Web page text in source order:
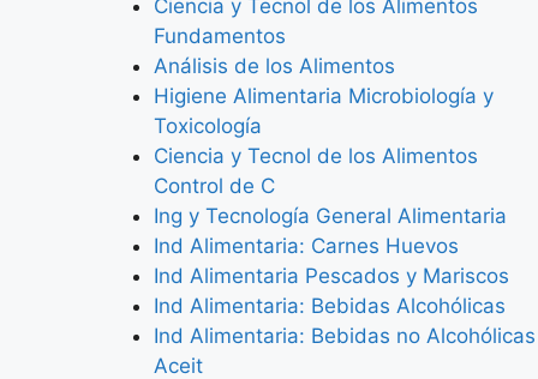
Ciencia y Tecnol de los Alimentos
Fundamentos
Análisis de los Alimentos
Higiene Alimentaria Microbiología y
Toxicología
Ciencia y Tecnol de los Alimentos
Control de C
Ing y Tecnología General Alimentaria
Ind Alimentaria: Carnes Huevos
Ind Alimentaria Pescados y Mariscos
Ind Alimentaria: Bebidas Alcohólicas
Ind Alimentaria: Bebidas no Alcohólicas
Aceit